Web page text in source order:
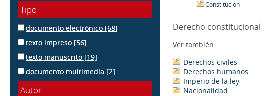
Tipo
documento electrónico [68]
texto impreso [56]
texto manuscrito [19]
documento multimedia [2]
Autor
Constitución
Derecho constitucional
Ver también:
Derechos civiles
Derechos humanos
Imperio de la ley
Nacionalidad